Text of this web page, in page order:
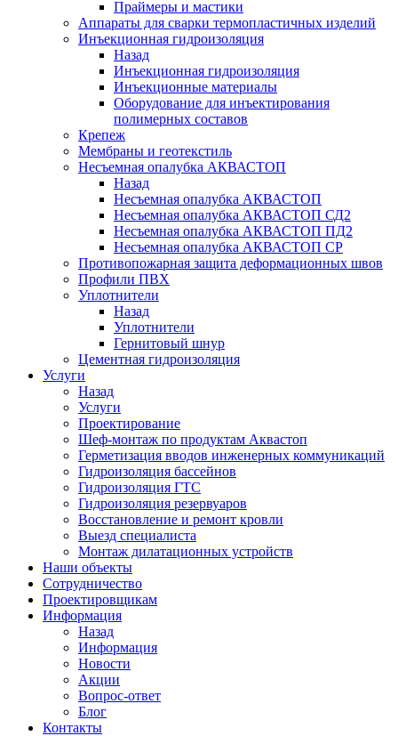
Праймеры и мастики
Аппараты для сварки термопластичных изделий
Инъекционная гидроизоляция
Назад
Инъекционная гидроизоляция
Инъекционные материалы
Оборудование для инъектирования
полимерных составов
Крепеж
Мембраны и геотекстиль
Несъемная опалубка АКВАСТОП
Назад
Несъемная опалубка АКВАСТОП
Несъемная опалубка АКВАСТОП СД2
Несъемная опалубка АКВАСТОП ПД2
Несъемная опалубка АКВАСТОП СР
Противопожарная защита деформационных швов
Профили ПВХ
Уплотнители
Назад
Уплотнители
Гернитовый шнур
Цементная гидроизоляция
Услуги
Назад
Услуги
Проектирование
Шеф-монтаж по продуктам Аквастоп
Герметизация вводов инженерных коммуникаций
Гидроизоляция бассейнов
Гидроизоляция ГТС
Гидроизоляция резервуаров
Восстановление и ремонт кровли
Выезд специалиста
Монтаж дилатационных устройств
Наши объекты
Сотрудничество
Проектировщикам
Информация
Назад
Информация
Новости
Акции
Вопрос-ответ
Блог
Контакты